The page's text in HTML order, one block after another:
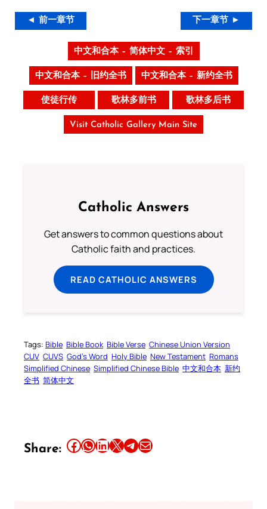
◄ 前一章节 下一章节 ►
中文和合本 – 简体中文 – 索引
中文和合本 – 旧约全书 中文和合本 – 新约全书
使徒行传 歌林多前书 歌林多后书
Visit Catholic Gallery Main Site
Catholic Answers
Get answers to common questions about
Catholic faith and practices.
READ CATHOLIC ANSWERS
Tags: Bible Bible Book Bible Verse Chinese Union Version
CUV CUVS God’s Word Holy Bible New Testament Romans
Simplified Chinese Simplified Chinese Bible 中文和合本 新约
全书 简体中文
Share: Share this article on Facebook Share this article on WhatsApp Share this article on LinkedIn Share this article on X Share this article on TelegramEmail this Article